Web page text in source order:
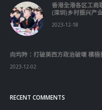
香港全港各区工商
(深圳)乡村振兴产
2023-12-18
向均羚：打破美西方政治破壞 積
2023-12-02
RECENT COMMENTS